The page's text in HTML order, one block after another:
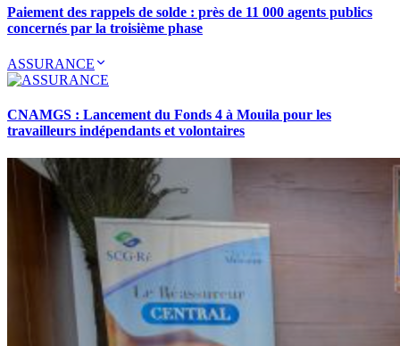
Paiement des rappels de solde : près de 11 000 agents publics
concernés par la troisième phase
ASSURANCE
CNAMGS : Lancement du Fonds 4 à Mouila pour les
travailleurs indépendants et volontaires